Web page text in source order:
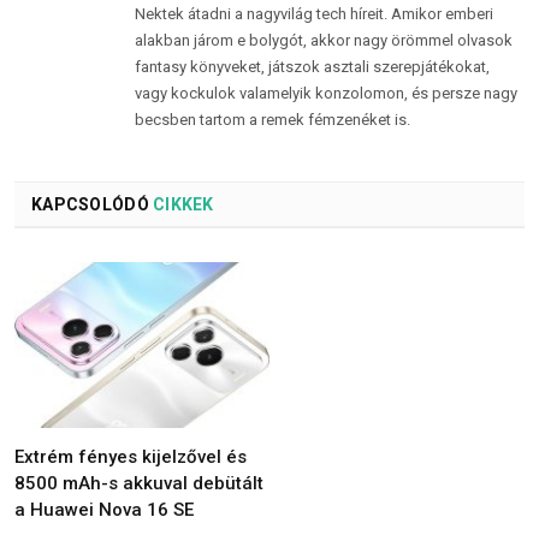
Nektek átadni a nagyvilág tech híreit. Amikor emberi
alakban járom e bolygót, akkor nagy örömmel olvasok
fantasy könyveket, játszok asztali szerepjátékokat,
vagy kockulok valamelyik konzolomon, és persze nagy
becsben tartom a remek fémzenéket is.
KAPCSOLÓDÓ CIKKEK
Extrém fényes kijelzővel és
8500 mAh-s akkuval debütált
a Huawei Nova 16 SE